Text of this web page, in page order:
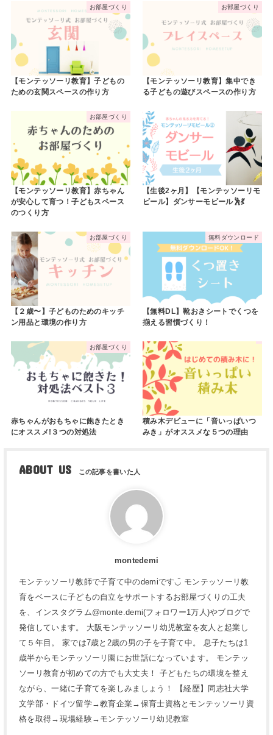
お部屋づくり
【モンテッソーリ教育】子どもの
ための玄関スペースの作り方
お部屋づくり
【モンテッソーリ教育】集中でき
る子どもの遊びスペースの作り方
お部屋づくり
【モンテッソーリ教育】赤ちゃん
が安心して育つ！子どもスペース
のつくり方
【生後2ヶ月】【モンテッソーリモ
ビール】ダンサーモビール🕺💃
お部屋づくり
【２歳〜】子どものためのキッチ
ン用品と環境の作り方
無料ダウンロード
【無料DL】靴おきシートでくつを
揃える習慣づくり！
お部屋づくり
赤ちゃんがおもちゃに飽きたとき
にオススメ!３つの対処法
積み木デビューに「音いっぱいつ
みき」がオススメな５つの理由
ABOUT US
montedemi
モンテッソーリ教師で子育て中のdemiです◡̈ モンテッソーリ教
育をベースに子どもの自立をサポートするお部屋づくりの工夫
を、インスタグラム@monte.demi(フォロワー1万人)やブログで
発信しています。 大阪モンテッソーリ幼児教室を友人と起業し
て５年目。 家では7歳と2歳の男の子を子育て中。 息子たちは1
歳半からモンテッソーリ園にお世話になっています。 モンテッ
ソーリ教育が初めての方でも大丈夫！ 子どもたちの環境を整え
ながら、一緒に子育てを楽しみましょう！ 【経歴】同志社大学
文学部・ドイツ留学→教育企業→保育士資格とモンテッソーリ資
格を取得→現場経験→モンテッソーリ幼児教室